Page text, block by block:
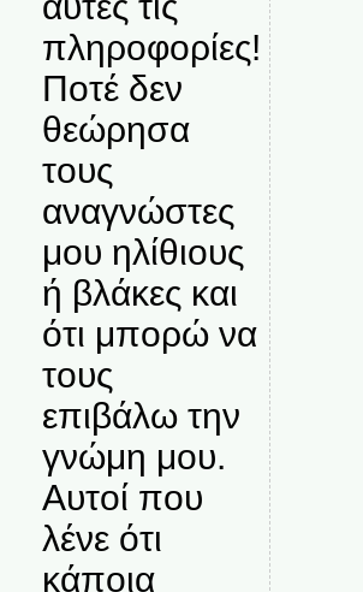
πληροφορίες!
Ποτέ δεν
θεώρησα
τους
αναγνώστες
μου ηλίθιους
ή βλάκες και
ότι μπορώ να
τους
επιβάλω την
γνώμη μου.
Αυτοί που
λένε ότι
κάποια